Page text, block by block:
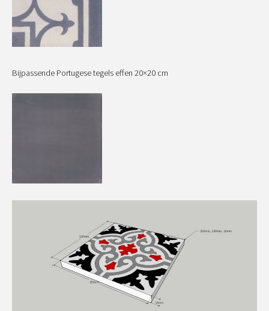
Bijpassende Portugese tegels effen 20×20 cm